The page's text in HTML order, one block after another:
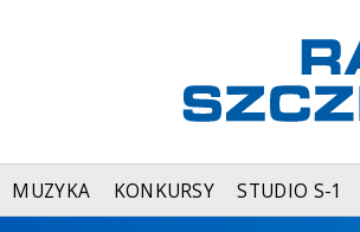
MUZYKA KONKURSY STUDIO S-1